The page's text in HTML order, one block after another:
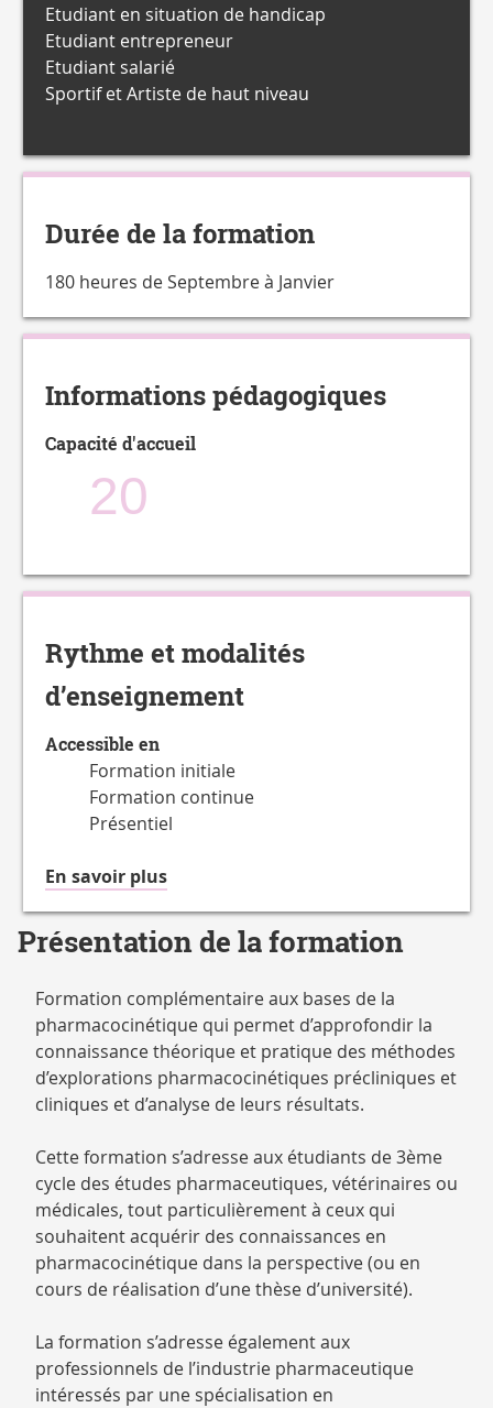
Etudiant en situation de handicap
Etudiant entrepreneur
Etudiant salarié
Sportif et Artiste de haut niveau
Durée de la formation
180 heures de Septembre à Janvier
Informations pédagogiques
Capacité d'accueil
20
Rythme et modalités
d’enseignement
Accessible en
Formation initiale
Formation continue
Présentiel
En savoir plusà
Accessible
Présentation de la formation
Formation complémentaire aux bases de la
pharmacocinétique qui permet d’approfondir la
connaissance théorique et pratique des méthodes
d’explorations pharmacocinétiques précliniques et
cliniques et d’analyse de leurs résultats.
Cette formation s’adresse aux étudiants de 3ème
cycle des études pharmaceutiques, vétérinaires ou
médicales, tout particulièrement à ceux qui
souhaitent acquérir des connaissances en
pharmacocinétique dans la perspective (ou en
cours de réalisation d’une thèse d’université).
La formation s’adresse également aux
professionnels de l’industrie pharmaceutique
intéressés par une spécialisation en